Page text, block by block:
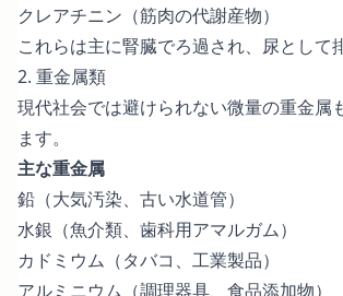
クレアチニン（筋肉の代謝産物）
これらは主に腎臓でろ過され、尿として
2. 重金属類
現代社会では避けられない微量の重金属
ます。
主な重金属
鉛（大気汚染、古い水道管）
水銀（魚介類、歯科用アマルガム）
カドミウム（タバコ、工業製品）
アルミニウム（調理器具、食品添加物）